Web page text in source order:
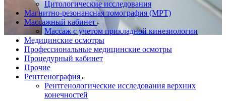
Цитологические исследования
Магнитно-резонансная томография (МРТ)
Массажный кабинет
Массаж с учетом прикладной кинезиологии
Медицинские осмотры
Профессиональные медицинские осмотры
Процедурный кабинет
Прочие
Рентгенография
Рентгенологические исследования верхних
конечностей